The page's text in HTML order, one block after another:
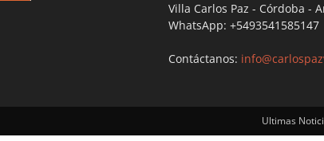
Villa Carlos Paz - Córdoba -
WhatsApp: +5493541585147
Contáctanos:
Ultimas